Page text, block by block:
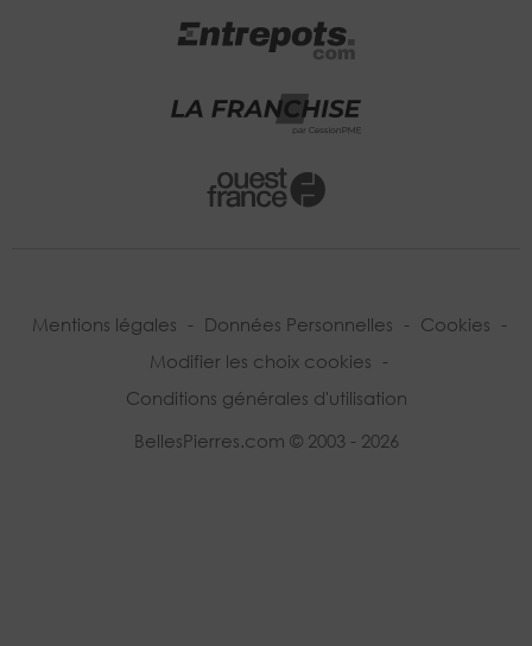
Mentions légales - Données Personnelles - Cookies -
Modifier les choix cookies -
Conditions générales d'utilisation
BellesPierres.com © 2003 - 2026